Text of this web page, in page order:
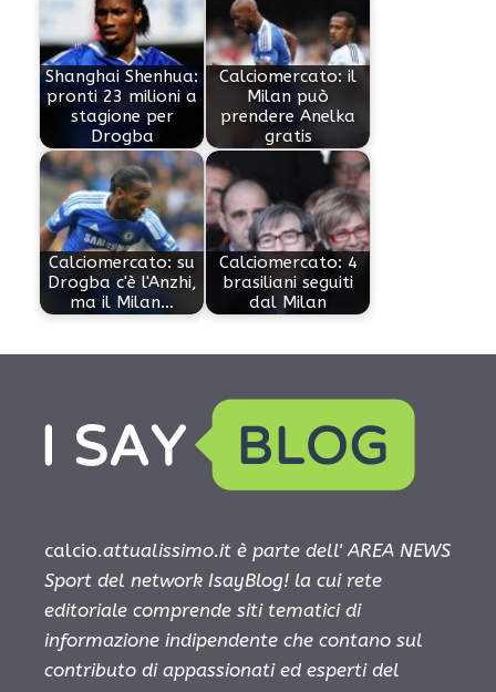
Shanghai Shenhua:
pronti 23 milioni a
stagione per
Drogba
Calciomercato: il
Milan può
prendere Anelka
gratis
Calciomercato: su
Drogba c'è l'Anzhi,
ma il Milan…
Calciomercato: 4
brasiliani seguiti
dal Milan
calcio.attualissimo.it è parte dell' AREA NEWS
Sport del network IsayBlog! la cui rete
editoriale comprende siti tematici di
informazione indipendente che contano sul
contributo di appassionati ed esperti del